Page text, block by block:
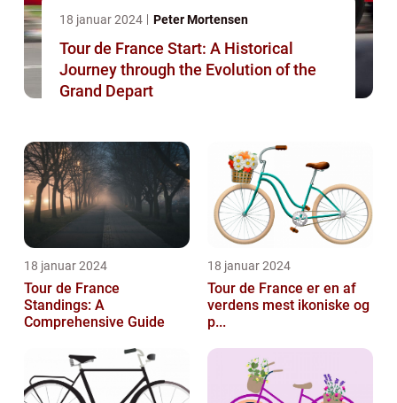
18 januar 2024 Peter Mortensen
Tour de France Start: A Historical
Journey through the Evolution of the
Grand Depart
18 januar 2024
Tour de France
Standings: A
Comprehensive Guide
18 januar 2024
Tour de France er en af
verdens mest ikoniske og
p...